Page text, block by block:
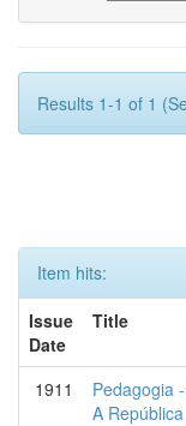
Results 1-1 of 1
Item hits:
Issue
Date
Title
1911
Pedagogia
A República